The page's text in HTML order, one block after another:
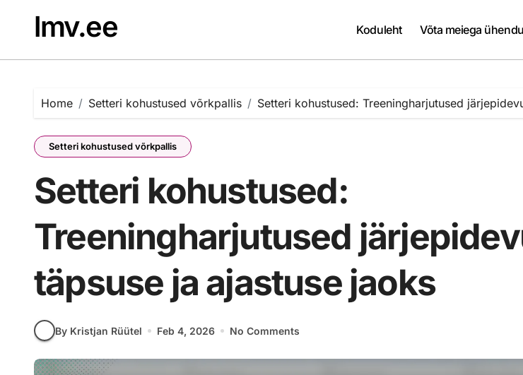
contentlmv.ee Koduleht Võta meiega
Home Setteri kohustused võrkpallis Setteri kohustused: Treeningharjutused
Setteri kohustused võrkpallis
Setteri kohustused:
Treeningharjutused
täpsuse ja ajastuse jaoks
By Kristjan Rüütel Feb 4, 2026 No Comments